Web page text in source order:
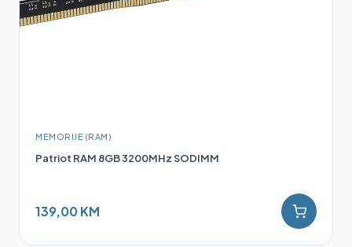
MEMORIJE (RAM)
Patriot RAM 8GB 3200MHz SODIMM
139,00 KM